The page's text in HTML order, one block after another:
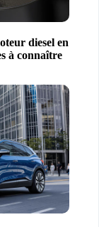
diesel en
à connaître